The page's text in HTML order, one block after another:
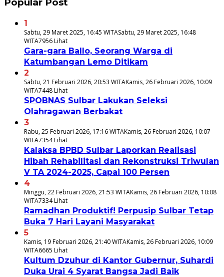
Popular Post
1
Sabtu, 29 Maret 2025, 16:45 WITASabtu, 29 Maret 2025, 16:48
WITA7956 Lihat
Gara-gara Ballo, Seorang Warga di
Katumbangan Lemo Ditikam
2
Sabtu, 21 Februari 2026, 20:53 WITAKamis, 26 Februari 2026, 10:09
WITA7448 Lihat
SPOBNAS Sulbar Lakukan Seleksi
Olahragawan Berbakat
3
Rabu, 25 Februari 2026, 17:16 WITAKamis, 26 Februari 2026, 10:07
WITA7354 Lihat
Kalaksa BPBD Sulbar Laporkan Realisasi
Hibah Rehabilitasi dan Rekonstruksi Triwulan
V TA 2024-2025, Capai 100 Persen
4
Minggu, 22 Februari 2026, 21:53 WITAKamis, 26 Februari 2026, 10:08
WITA7334 Lihat
Ramadhan Produktif! Perpusip Sulbar Tetap
Buka 7 Hari Layani Masyarakat
5
Kamis, 19 Februari 2026, 21:40 WITAKamis, 26 Februari 2026, 10:09
WITA6665 Lihat
Kultum Dzuhur di Kantor Gubernur, Suhardi
Duka Urai 4 Syarat Bangsa Jadi Baik